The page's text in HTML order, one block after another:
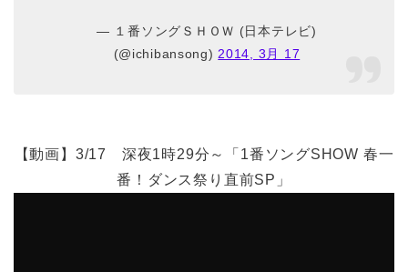
— １番ソングＳＨＯＷ (日本テレビ)
(@ichibansong) 2014, 3月 17
【動画】3/17 深夜1時29分～「1番ソングSHOW 春一
番！ダンス祭り直前SP」